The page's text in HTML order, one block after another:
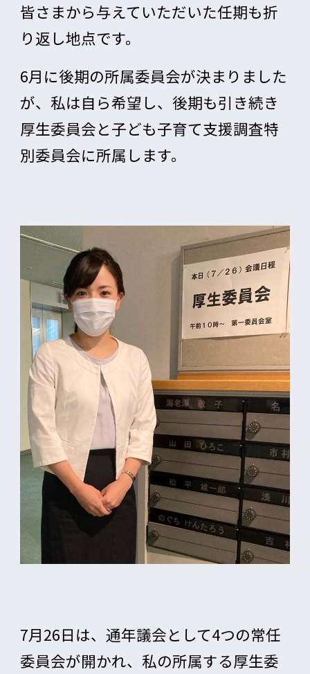
皆さまから与えていただいた任期も折
り返し地点です。
6月に後期の所属委員会が決まりました
が、私は自ら希望し、後期も引き続き
厚生委員会と子ども子育て支援調査特
別委員会に所属します。
7月26日は、通年議会として4つの常任
委員会が開かれ、私の所属する厚生委